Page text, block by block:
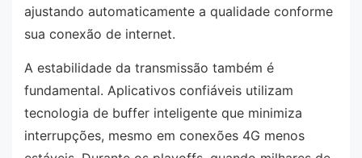
ajustando automaticamente a qualidade conforme
sua conexão de internet.
A estabilidade da transmissão também é
fundamental. Aplicativos confiáveis utilizam
tecnologia de buffer inteligente que minimiza
interrupções, mesmo em conexões 4G menos